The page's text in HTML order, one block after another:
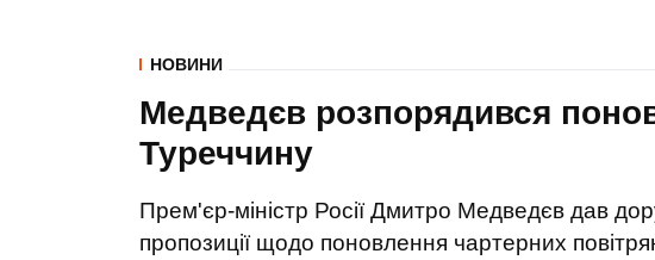
НОВИНИ
Медведєв розпорядився
Туреччину
Прем'єр-міністр Росії Дмитро Медведєв дав
пропозиції щодо поновлення чартерних